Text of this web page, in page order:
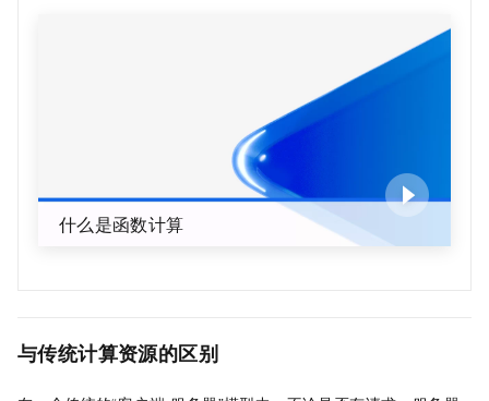
什么是函数计算
与传统计算资源的区别